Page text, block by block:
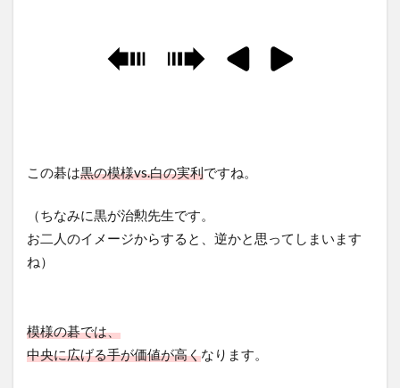
この碁は黒の模様vs.白の実利ですね。
（ちなみに黒が治勲先生です。
お二人のイメージからすると、逆かと思ってしまいます
ね）
模様の碁では、
中央に広げる手が価値が高くなります。